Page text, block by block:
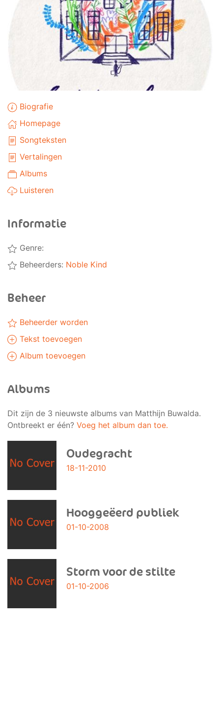
Biografie
Homepage
Songteksten
Vertalingen
Albums
Luisteren
Informatie
Genre:
Beheerders: Noble Kind
Beheer
Beheerder worden
Tekst toevoegen
Album toevoegen
Albums
Dit zijn de 3 nieuwste albums van Matthijn Buwalda.
Ontbreekt er één? Voeg het album dan toe.
Oudegracht
18-11-2010
Hooggeëerd publiek
01-10-2008
Storm voor de stilte
01-10-2006